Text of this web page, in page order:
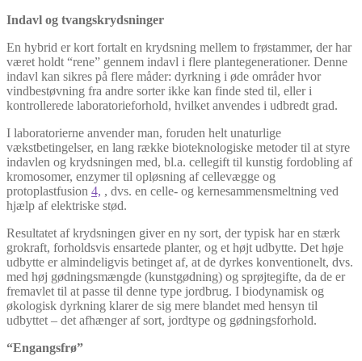
Indavl og tvangskrydsninger
En hybrid er kort fortalt en krydsning mellem to frøstammer, der har
været holdt “rene” gennem indavl i flere plantegenerationer. Denne
indavl kan sikres på flere måder: dyrkning i øde områder hvor
vindbestøvning fra andre sorter ikke kan finde sted til, eller i
kontrollerede laboratorieforhold, hvilket anvendes i udbredt grad.
I laboratorierne anvender man, foruden helt unaturlige
vækstbetingelser, en lang række bioteknologiske metoder til at styre
indavlen og krydsningen med, bl.a. cellegift til kunstig fordobling af
kromosomer, enzymer til opløsning af cellevægge og
protoplastfusion 4, , dvs. en celle- og kernesammensmeltning ved
hjælp af elektriske stød.
Resultatet af krydsningen giver en ny sort, der typisk har en stærk
grokraft, forholdsvis ensartede planter, og et højt udbytte. Det høje
udbytte er almindeligvis betinget af, at de dyrkes konventionelt, dvs.
med høj gødningsmængde (kunstgødning) og sprøjtegifte, da de er
fremavlet til at passe til denne type jordbrug. I biodynamisk og
økologisk dyrkning klarer de sig mere blandet med hensyn til
udbyttet – det afhænger af sort, jordtype og gødningsforhold.
“Engangsfrø”